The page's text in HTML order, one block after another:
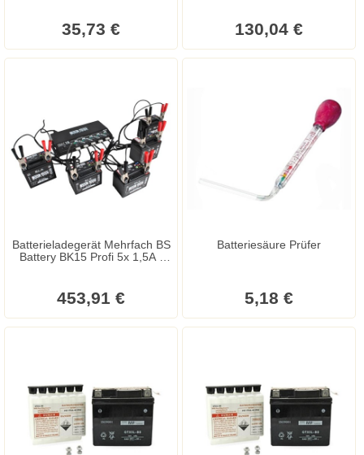
35,73 € 130,04 €
Batterieladegerät Mehrfach BS
Battery BK15 Profi 5x 1,5A /
453,91 €
Batteriesäure Prüfer
5,18 €